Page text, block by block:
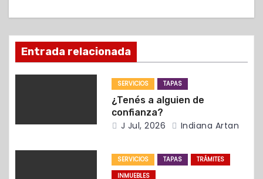
ó
n
d
Entrada relacionada
SERVICIOS TAPAS
¿Tenés a alguien de
confianza?
J Jul, 2026 Indiana Artan
SERVICIOS TAPAS
TRÁMITES
INMUEBLES